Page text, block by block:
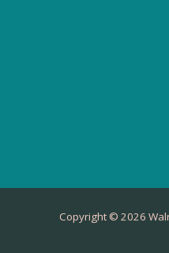
Copyright © 2026